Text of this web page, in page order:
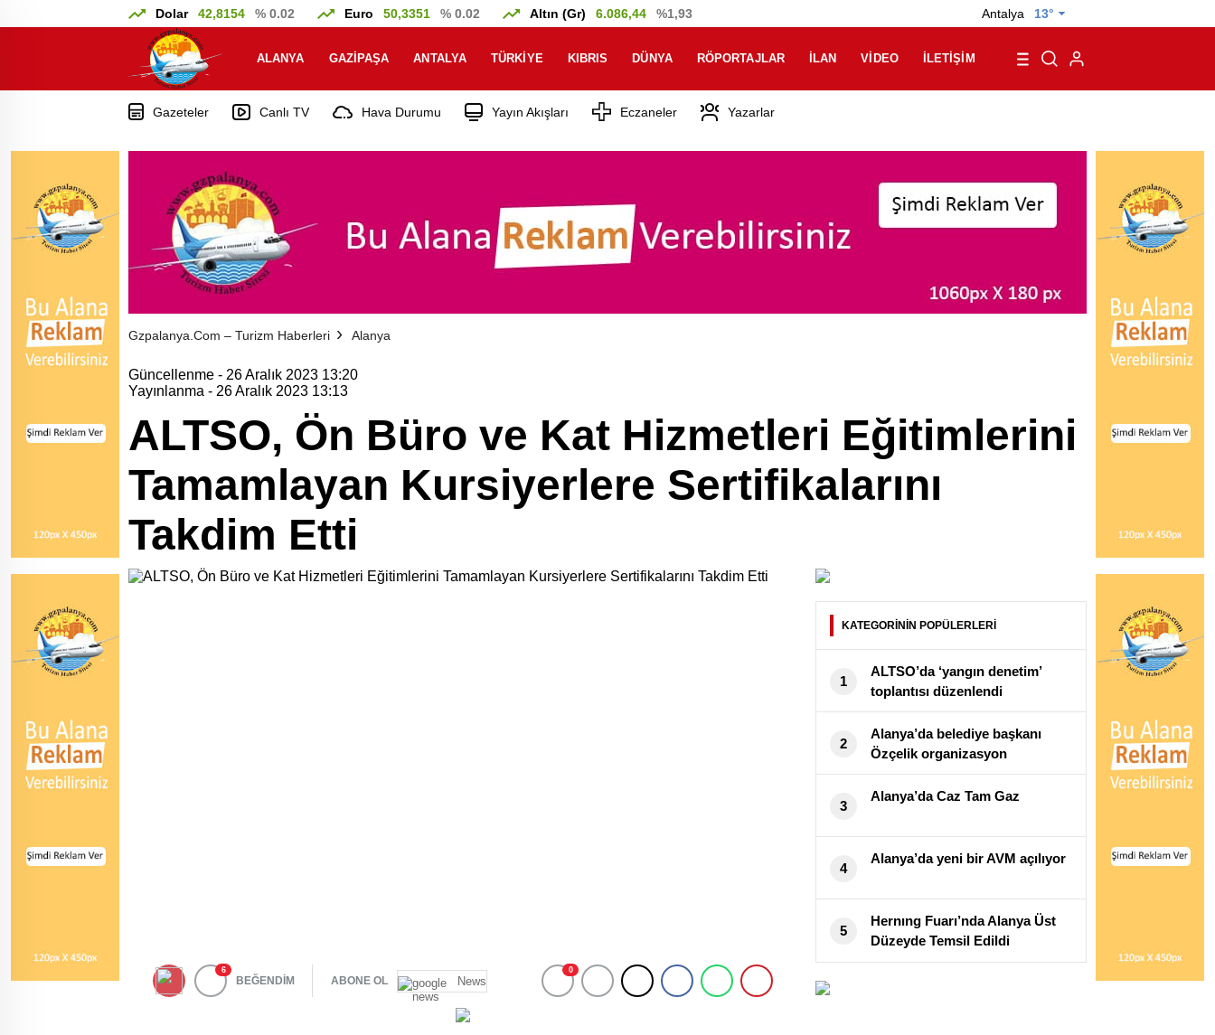
Dolar 42,8154 % 0.02 Euro 50,3351 % 0.02 Altın (Gr) 6.086,44 %1,93 Antalya 13°
ALANYA GAZIPAŞA ANTALYA TÜRKIYE KIBRIS DÜNYA RÖPORTAJLAR İLAN VIDEO İLETIŞIM
Gazeteler Canlı TV Hava Durumu Yayın Akışları Eczaneler Yazarlar
Gzpalanya.com – Turizm Haberleri Alanya
Güncellenme - 26 Aralık 2023 13:20
Yayınlanma - 26 Aralık 2023 13:13
ALTSO, Ön Büro ve Kat Hizmetleri Eğitimlerini
Tamamlayan Kursiyerlere Sertifikalarını
Takdim Etti
6
BEĞENDİM ABONE OL News
0
KATEGORİNİN POPÜLERLERİ
1
ALTSO’da ‘yangın denetim’
toplantısı düzenlendi
2
Alanya’da belediye başkanı
Özçelik organizasyon
düğmesine bastı
3
Alanya’da Caz Tam Gaz
4
Alanya’da yeni bir AVM açılıyor
5
Hernıng Fuarı’nda Alanya Üst
Düzeyde Temsil Edildi